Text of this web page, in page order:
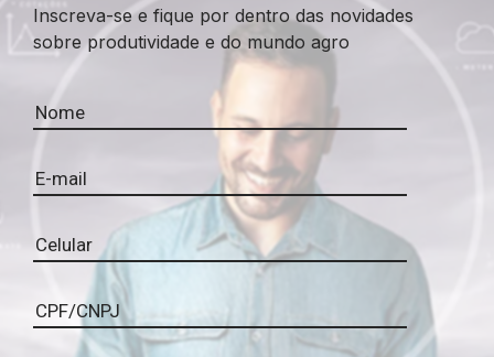
Inscreva-se e fique por dentro das novidades
sobre produtividade e do mundo agro